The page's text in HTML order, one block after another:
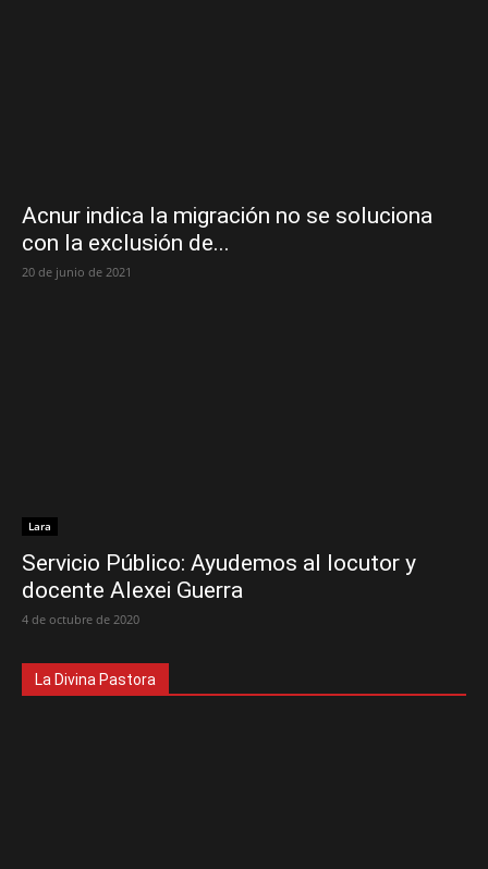
Acnur indica la migración no se soluciona
con la exclusión de...
20 de junio de 2021
Lara
Servicio Público: Ayudemos al locutor y
docente Alexei Guerra
4 de octubre de 2020
La Divina Pastora